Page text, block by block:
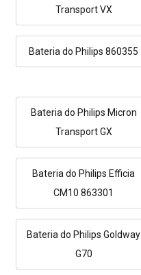
Transport VX
Bateria do Philips 860355
Bateria do Philips Micron
Transport GX
Bateria do Philips Efficia
CM10 863301
Bateria do Philips Goldway
G70